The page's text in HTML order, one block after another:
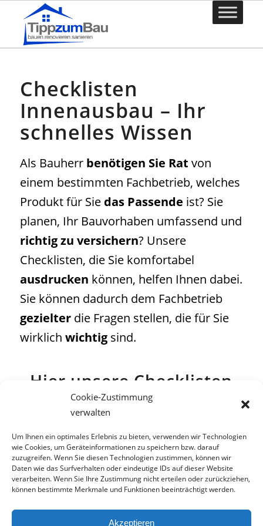
Cookie-Zustimmung
verwalten
Um Ihnen ein optimales Erlebnis zu bieten, verwenden wir Technologien
wie Cookies, um Geräteinformationen zu speichern bzw. darauf
zuzugreifen. Wenn Sie diesen Technologien zustimmen, können wir
Daten wie das Surfverhalten oder eindeutige IDs auf dieser Website
verarbeiten. Wenn Sie Ihre Zustimmung nicht erteilen oder zurückziehen,
können bestimmte Merkmale und Funktionen beeinträchtigt werden.
Akzeptieren
Checklisten
Innenausbau – Ihr
schnelles Wissen
Als Bauherr benötigen Sie Rat von
einem bestimmten Fachbetrieb, welches
Produkt für Sie das Passende ist? Sie
planen, Ihr Bauvorhaben umfassend und
richtig zu versichern? Unsere
Checklisten, die Sie komfortabel
ausdrucken können, helfen Ihnen dabei.
Sie können dadurch dem Fachbetrieb
gezielterdie Fragen stellen, die für Sie
wirklich wichtigsind.
Hier unsere Checklisten
zum Thema Innenausbau
Bald verfügbar!